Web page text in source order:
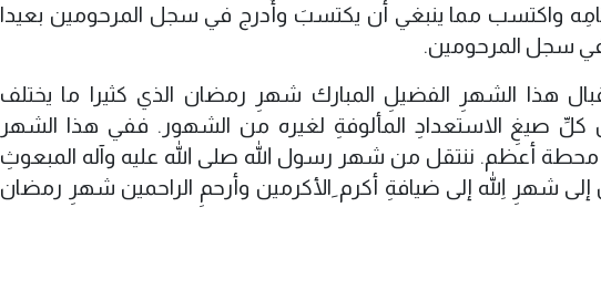
واكتسب مما ينبغي أن يكتسبَ وأُدرج في سجل المرحومين بعيدا
في سجل المرحومين.
هذا الشهرِ الفضيلِ المبارك شهرِ رمضان الذي كثيرا ما يختلف
كلِّ صيغِ الاستعدادِ المألوفةِ لغيره من الشهور. ففي هذا الشهر
أعظم. ننتقل من شهر رسول الله صلى الله عليه وآله المبعوثِ
شهرِ اللهِ إلى ضيافةِ أكرم ِالأكرمين وأرحمِ الراحمين شهرِ رمضان